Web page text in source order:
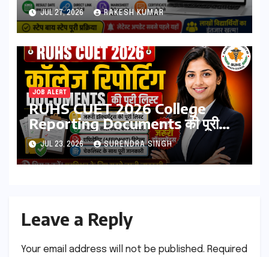
आएगा? यहां देखें Result Date,
Direct Link, Marksheet
Download Process
JUL 27, 2026 RAKESH KUMAR
JOB ALERT
RUHS CUET 2026 College
Reporting Documents की पूरी
लिस्ट | जरूरी डॉक्यूमेंट्स, मेडिकल
सर्टिफिकेट, एफिडेविट & चेकलिस्ट
JUL 23, 2026 SURENDRA SINGH
Leave a Reply
Your email address will not be published. Required